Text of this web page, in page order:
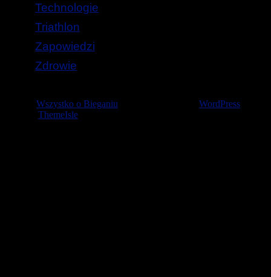
Technologie
Triathlon
Zapowiedzi
Zdrowie
Wszystko o Bieganiu
WordPress
ThemeIsle